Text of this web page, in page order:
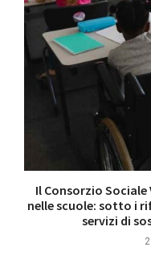
Il Consorzio
nelle scuole: sotto i
servizi di